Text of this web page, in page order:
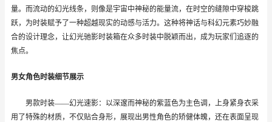
量。而流动的幻光线条，则像是宇宙中神秘的能量流，在时空的缝隙中穿梭跳
跃，为时装赋予了一种超越现实的动感与活力。这种将神话与科幻元素巧妙融
合的设计理念，让幻光驰影时装箱在众多时装中脱颖而出，成为玩家们追逐的
焦点。
男女角色时装细节展示
男款时装——幻光速影：以深邃而神秘的紫蓝色为主色调，上身紧身衣采
用了特殊的材质，不仅贴合身形，展现出男性角色的矫健体魄，还在表面呈现